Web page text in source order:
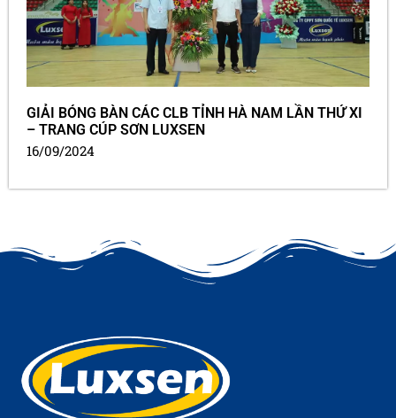
GIẢI BÓNG BÀN CÁC CLB TỈNH HÀ NAM LẦN THỨ XI
– TRANG CÚP SƠN LUXSEN
16/09/2024